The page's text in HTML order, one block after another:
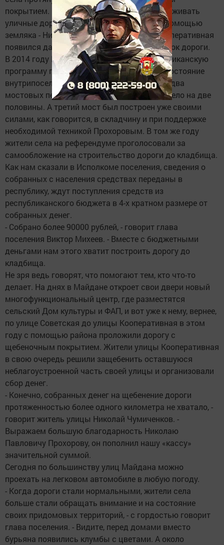
покрытием. Затем старались как-то поддерживать
уличные дороги в проезжем состоянии. С помощью
земляка - Николая Прохорова, на улице Кооперативная
появился даже заасфальтированный участок дороги.
В 2014 году Майдан был включен в республиканскую
программу по приведению в надлежащее состояние
внутрипоселковых дорог. Были построены два
мостовых перехода через речку, делящую село на две
половины. А третий мост был построен уже своими
силами, как говорится, в складчину и при поддержке
необходимой техникой Прохоровым. В том же году
жители села на референдуме проголосовали за
самообложение на строительство дороги до кладбища.
Как нам сказали в Исполкоме поселения, сведения о
собранных с населения средствах переданы в
республику, ждут поступления средств из
республиканского бюджета в 4-х кратном размере от
собранных денег.
- Собрано более 90000 рублей, - говорит глава
поселения Виктор Михеев. - Вместе с бюджетными
деньгами нам этого хватит построить дорогу до
кладбища.
Не зря ведь говорят, что помогают тем, кто что-то
делает. На днях в Майдане откроет свои двери новый
многофункциональный центр, где разместятся
сельский Дом культуры и ФАП, и вот уже к нему, вернее,
по улице Советская до улицы Кооперативная в этом
году с помощью района проложили дорогу с
щебеночным покрытием. Жители улицы Кооперативная
в свою очередь решили защебенить оставшуюся
неблагоустроенной часть своей улицы и организовали
сбор денег.
- Конечно, собранных денег на щебенение дороги
протяженностью более одного километра не хватало, -
говорит житель улицы Николай Чумиченков. -
Выражаем большую благодарность Николаю
Павловичу Прохорову, он пополнил нашу «кассу»
значительной суммой.
Сегодня по большинству улиц Майдана можно
проехать на легковом автомобиле в любую погоду.
- Когда дороги стали нормальными, жители села
больше стали обращать внимание и на состояние
своих придомовых территорий, - с гордостью говорит
глава поселения. - Видите, перед домами вместо
бурьяна появились клумбы с цветами. А около